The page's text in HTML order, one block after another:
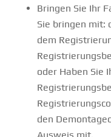
Bringen Sie Ihr
Sie bringen mit:
dem
oder Haben Sie
den